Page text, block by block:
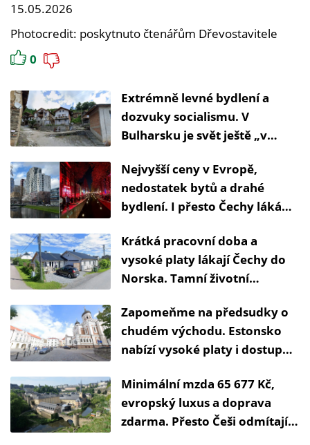
15.05.2026
Photocredit: poskytnuto čtenářům Dřevostavitele
0
Extrémně levné bydlení a
dozvuky socialismu. V
Bulharsku je svět ještě „v
Nejvyšší ceny v Evropě,
nedostatek bytů a drahé
bydlení. I přesto Čechy láká
Krátká pracovní doba a
vysoké platy lákají Čechy do
Norska. Tamní životní
Zapomeňme na předsudky o
chudém východu. Estonsko
nabízí vysoké platy i dostupné
Minimální mzda 65 677 Kč,
evropský luxus a doprava
zdarma. Přesto Češi odmítají v